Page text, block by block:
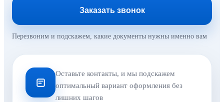
Заказать звонок
Перезвоним и подскажем, какие документы нужны именно вам
Оставьте контакты, и мы подскажем
оптимальный вариант оформления без
лишних шагов